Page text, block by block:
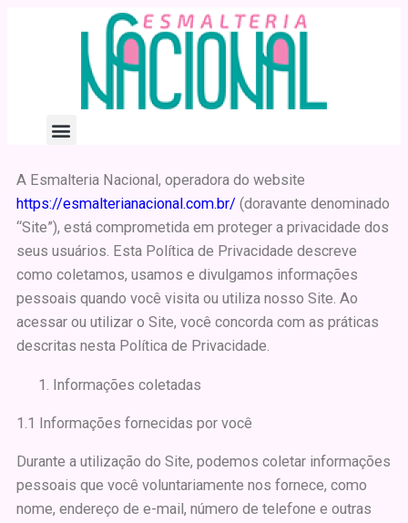
A Esmalteria Nacional, operadora do website
https://esmalterianacional.com.br/ (doravante denominado
“Site”), está comprometida em proteger a privacidade dos
seus usuários. Esta Política de Privacidade descreve
como coletamos, usamos e divulgamos informações
pessoais quando você visita ou utiliza nosso Site. Ao
acessar ou utilizar o Site, você concorda com as práticas
descritas nesta Política de Privacidade.
Informações coletadas
1.1 Informações fornecidas por você
Durante a utilização do Site, podemos coletar informações
pessoais que você voluntariamente nos fornece, como
nome, endereço de e-mail, número de telefone e outras